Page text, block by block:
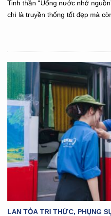
Tinh thần “Uống nước nhớ
chỉ là truyền thống tốt đẹp mà
LAN TỎA TRI THỨC, PHỤNG